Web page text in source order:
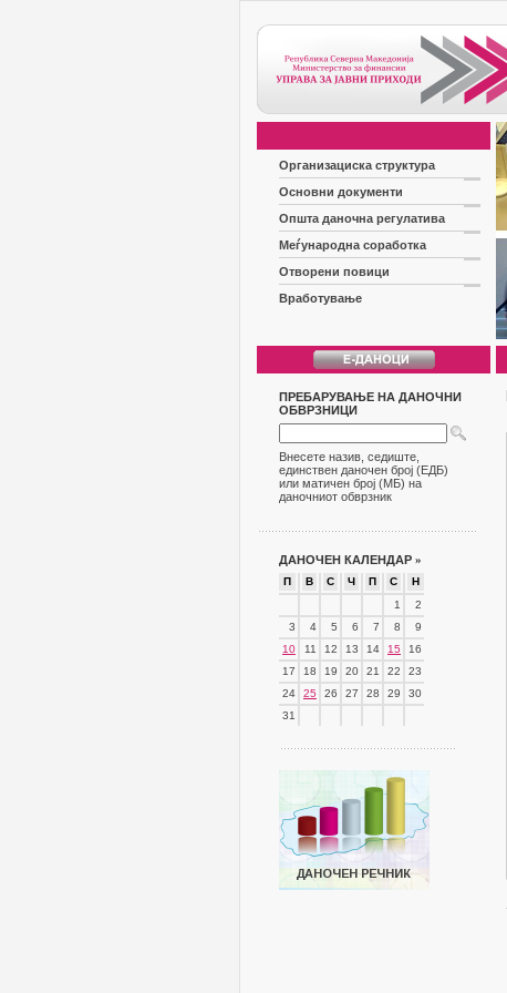
Организациска структура
Основни документи
Општа даночна регулатива
Меѓународна соработка
Отворени повици
Вработување
ПРЕБАРУВАЊЕ НА ДАНОЧНИ
ОБВРЗНИЦИ
Внесете назив, седиште,
единствен даночен број (ЕДБ)
или матичен број (МБ) на
даночниот обврзник
ДАНОЧЕН КАЛЕНДАР »
П В С Ч П С
Н
1
2
3
4 5 6 7 8
9
10
11 12 13 14 15
16
17
18 19 20 21 22
23
24
25 26 27 28 29
30
31